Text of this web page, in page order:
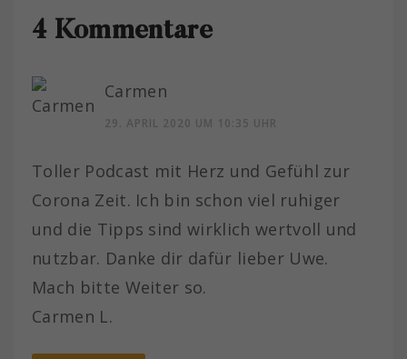
4 Kommentare
Carmen
29. APRIL 2020 UM 10:35 UHR
Toller Podcast mit Herz und Gefühl zur
Corona Zeit. Ich bin schon viel ruhiger
und die Tipps sind wirklich wertvoll und
nutzbar. Danke dir dafür lieber Uwe.
Mach bitte Weiter so.
Carmen L.